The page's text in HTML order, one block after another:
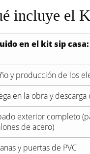
incluye el
en el kit sip casa:
y producción de los
en la obra y
exterior completo
de acero)
y puertas de PVC